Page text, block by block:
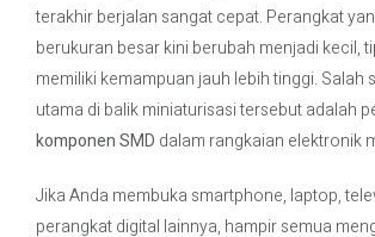
terakhir berjalan sangat cepat. Perangkat
berukuran besar kini berubah menjadi kecil,
memiliki kemampuan jauh lebih tinggi. Salah
utama di balik miniaturisasi tersebut adalah
komponen SMD dalam rangkaian elektronik
Jika Anda membuka smartphone, laptop,
perangkat digital lainnya, hampir semua